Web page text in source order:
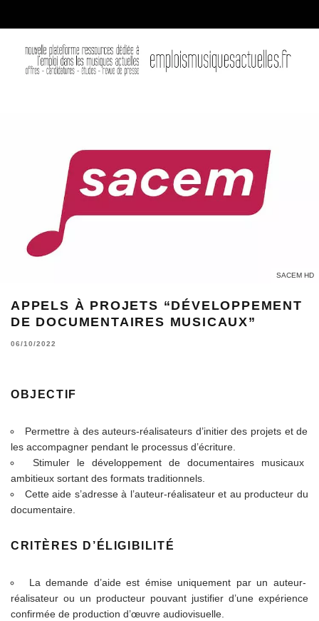
SACEM HD
APPELS À PROJETS “DÉVELOPPEMENT
DE DOCUMENTAIRES MUSICAUX”
06/10/2022
OBJECTIF
Permettre à des auteurs-réalisateurs d’initier des projets et de
les accompagner pendant le processus d’écriture.
Stimuler le développement de documentaires musicaux
ambitieux sortant des formats traditionnels.
Cette aide s’adresse à l’auteur-réalisateur et au producteur du
documentaire.
CRITÈRES D’ÉLIGIBILITÉ
La demande d’aide est émise uniquement par un auteur-
réalisateur ou un producteur pouvant justifier d’une expérience
confirmée de production d’œuvre audiovisuelle.